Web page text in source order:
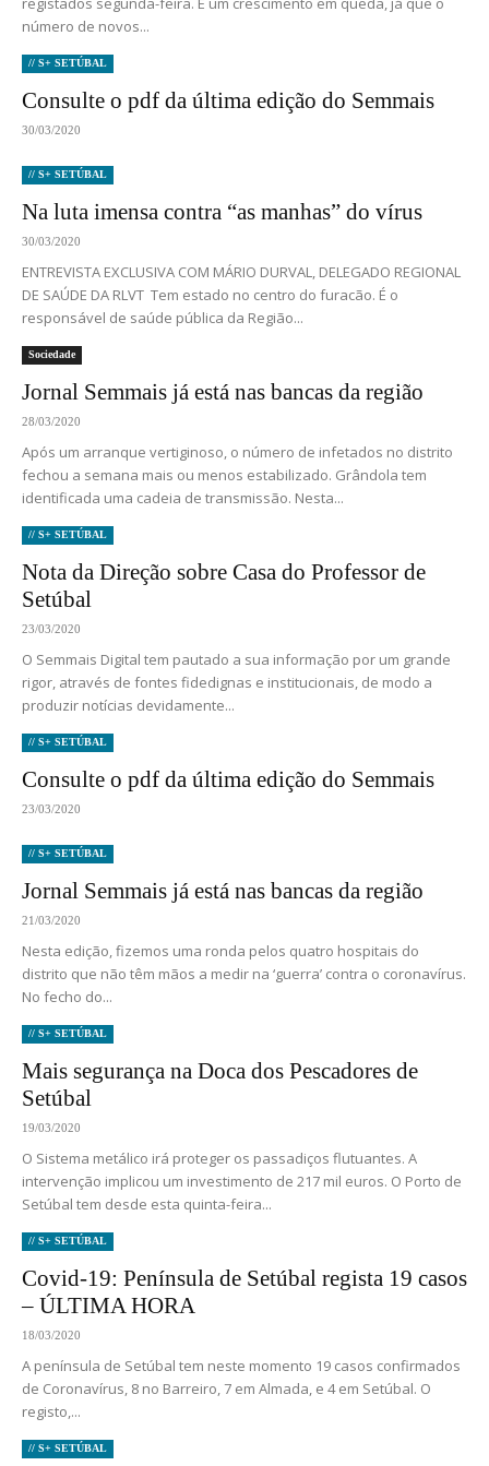
número de novos...
// S+ SETÚBAL
Consulte o pdf da última edição do Semmais
30/03/2020
// S+ SETÚBAL
Na luta imensa contra “as manhas” do vírus
30/03/2020
ENTREVISTA EXCLUSIVA COM MÁRIO DURVAL, DELEGADO REGIONAL
DE SAÚDE DA RLVT Tem estado no centro do furacão. É o
responsável de saúde pública da Região...
Sociedade
Jornal Semmais já está nas bancas da região
28/03/2020
Após um arranque vertiginoso, o número de infetados no distrito
fechou a semana mais ou menos estabilizado. Grândola tem
identificada uma cadeia de transmissão. Nesta...
// S+ SETÚBAL
Nota da Direção sobre Casa do Professor de
Setúbal
23/03/2020
O Semmais Digital tem pautado a sua informação por um grande
rigor, através de fontes fidedignas e institucionais, de modo a
produzir notícias devidamente...
// S+ SETÚBAL
Consulte o pdf da última edição do Semmais
23/03/2020
// S+ SETÚBAL
Jornal Semmais já está nas bancas da região
21/03/2020
Nesta edição, fizemos uma ronda pelos quatro hospitais do
distrito que não têm mãos a medir na ‘guerra’ contra o coronavírus.
No fecho do...
// S+ SETÚBAL
Mais segurança na Doca dos Pescadores de
Setúbal
19/03/2020
O Sistema metálico irá proteger os passadiços flutuantes. A
intervenção implicou um investimento de 217 mil euros. O Porto de
Setúbal tem desde esta quinta-feira...
// S+ SETÚBAL
Covid-19: Península de Setúbal regista 19 casos
– ÚLTIMA HORA
18/03/2020
A península de Setúbal tem neste momento 19 casos confirmados
de Coronavírus, 8 no Barreiro, 7 em Almada, e 4 em Setúbal. O
registo,...
// S+ SETÚBAL